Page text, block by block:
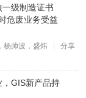
级制造证书
危废业务受益
杨帅波，盛炜
分享
GIS新产品持